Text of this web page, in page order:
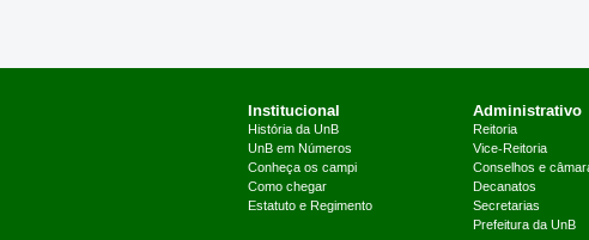
Institucional
História da UnB
UnB em Números
Conheça os campi
Como chegar
Estatuto e Regimento
Administrativo
Reitoria
Vice-Reitoria
Conselhos e
Decanatos
Secretarias
Prefeitura da UnB